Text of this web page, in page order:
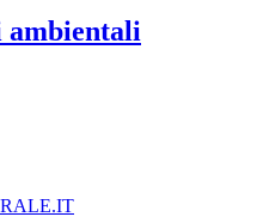
ambientali